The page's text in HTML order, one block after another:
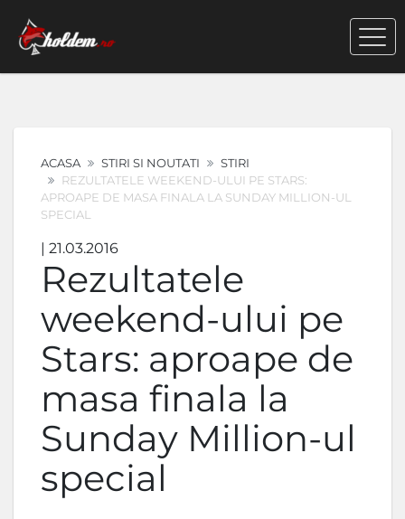
ACASA STIRI SI NOUTATI
STIRI
REZULTATELE WEEKEND-ULUI PE STARS:
APROAPE DE MASA FINALA LA SUNDAY MILLION-UL
SPECIAL
| 21.03.2016
Rezultatele
weekend-ului pe
Stars: aproape de
masa finala la
Sunday Million-ul
special